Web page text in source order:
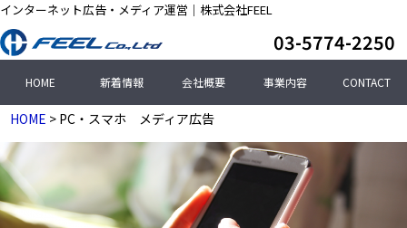
インターネット広告・メディア運営｜株式会社FEEL
03-5774-2250
HOME 新着情報 会社概要 事業内容 CONTACT
HOME > PC・スマホ メディア広告